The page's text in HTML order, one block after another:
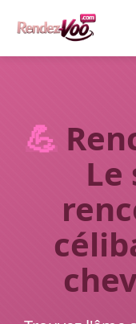
💪